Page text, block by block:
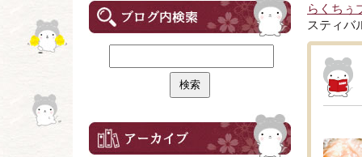
らくちぅ
スティバ